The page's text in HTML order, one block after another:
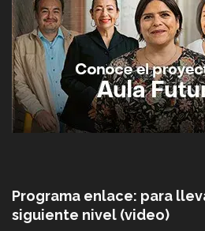
Programa enlace: para
siguiente nivel (video)